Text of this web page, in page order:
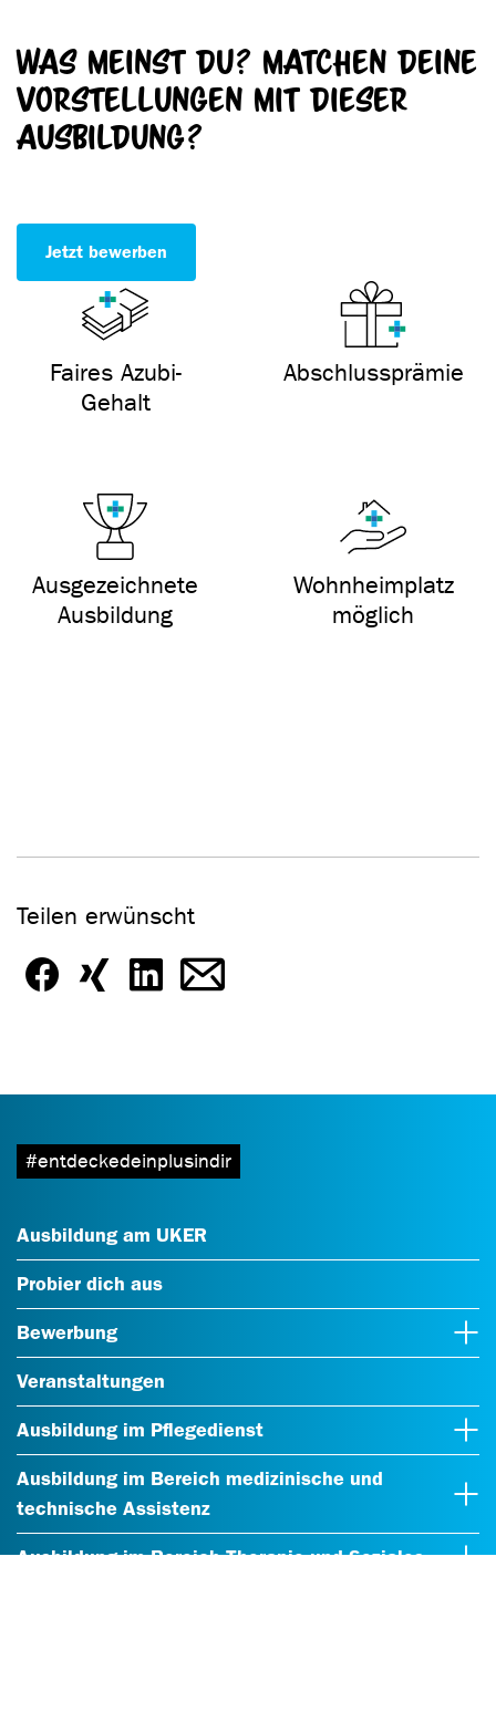
Was meinst du? Matchen Deine
Vorstellungen mit dieser
Ausbildung?
Jetzt bewerben
Faires Azubi-
Gehalt
Abschlussprämie
Ausgezeichnete
Ausbildung
Wohnheimplatz
möglich
Teilen erwünscht
#entdeckedeinplusindir
Ausbildung am UKER
Probier dich aus
Bewerbung
Veranstaltungen
Ausbildung im Pflegedienst
Ausbildung im Bereich medizinische und
technische Assistenz
Ausbildung im Bereich Therapie und Soziales